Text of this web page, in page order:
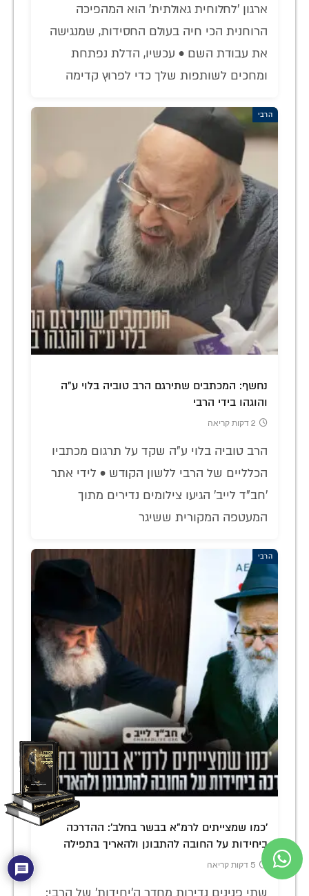
ארגון 'לחלוחית גאולתית' הוא המהפיכה
הרוחנית הכי חיה בעולם החסידות, שמנגישה
את עבודת השם • עכשיו, הדלת נפתחת
ומחכים לשותפות שלך כדי לפרוץ קדימה
הרבי
נחשף: המכתבים שתירגם הרב טוביה בלוי ע"ה
והוגהו בידי הרבי
2 דקות קריאה
הרב טוביה בלוי ע"ה שקד על תרגום מכתביו
הכלליים של הרבי ללשון הקודש • לידי אתר
'חב"ד לייב' הגיעו צילומים נדירים מתוך
המעטפה המקורית ששיגר
הרבי
'כמו שמצייתים לרמ"א בבשר בחלב': ההדרכה
ביחידות על החובה להתבונן ולהאריך בתפילה
5 דקות קריאה